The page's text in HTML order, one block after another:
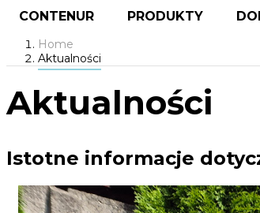
CONTENUR PRODUKTY
Home
Aktualności
Aktualności
Istotne informacje